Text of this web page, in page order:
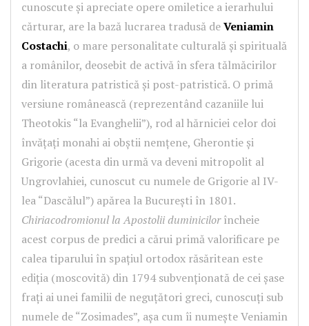
cunoscute și apreciate opere omiletice a ierarhului
cărturar, are la bază lucrarea tradusă deVeniamin
Costachi, o mare personalitate culturală și spirituală
a românilor, deosebit de activă în sfera tălmăcirilor
din literatura patristică și post-patristică. O primă
versiune românească (reprezentând cazaniile lui
Theotokis “la Evanghelii”), rod al hărniciei celor doi
învățați monahi ai obștii nemțene, Gherontie și
Grigorie (acesta din urmă va deveni mitropolit al
Ungrovlahiei, cunoscut cu numele de Grigorie al IV-
lea “Dascălul”) apărea la București în 1801.
Chiriacodromionul la Apostolii duminicilorîncheie
acest corpus de predici a cărui primă valorificare pe
calea tiparului în spațiul ortodox răsăritean este
ediția (moscovită) din 1794 subvenționată de cei șase
frați ai unei familii de neguțători greci, cunoscuți sub
numele de “Zosimades”, așa cum îi numește Veniamin